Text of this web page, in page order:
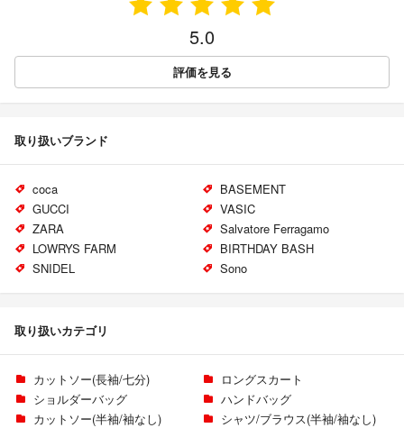
5.0
評価を見る
取り扱いブランド
coca
BASEMENT
GUCCI
VASIC
ZARA
Salvatore Ferragamo
LOWRYS FARM
BIRTHDAY BASH
SNIDEL
Sono
取り扱いカテゴリ
カットソー(長袖/七分)
ロングスカート
ショルダーバッグ
ハンドバッグ
カットソー(半袖/袖なし)
シャツ/ブラウス(半袖/袖なし)